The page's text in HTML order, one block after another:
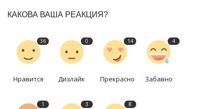
КАКОВА ВАША РЕАКЦИЯ?
36
Нравится
0
Дизлайк
14
Прекрасно
4
Забавно
1 3 8